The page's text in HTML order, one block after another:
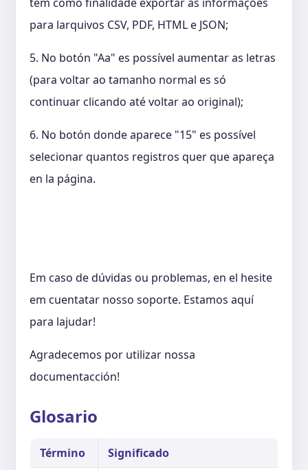
para larquivos CSV, PDF, HTML e JSON;
5. No botón "Aa" es possível aumentar as letras
(para voltar ao tamanho normal es só
continuar clicando até voltar ao original);
6. No botón donde aparece "15" es possível
selecionar quantos registros quer que apareça
en la página.
Em caso de dúvidas ou problemas, en el hesite
em cuentatar nosso soporte. Estamos aquí
para lajudar!
Agradecemos por utilizar nossa
documentacción!
Glosario
Término Significado